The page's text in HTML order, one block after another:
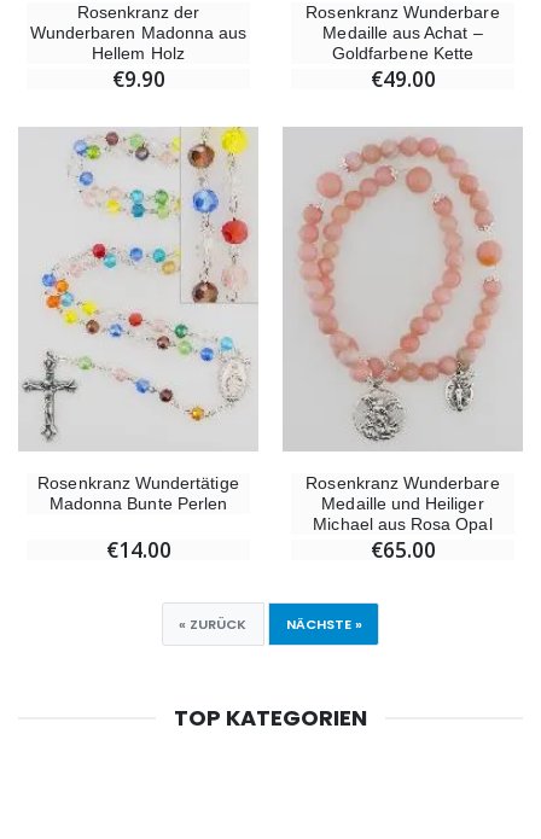
Rosenkranz der
Wunderbaren Madonna aus
Hellem Holz
€9.90
Rosenkranz Wunderbare
Medaille aus Achat –
Goldfarbene Kette
€49.00
Rosenkranz Wundertätige
Madonna Bunte Perlen
€14.00
Rosenkranz Wunderbare
Medaille und Heiliger
Michael aus Rosa Opal
€65.00
« ZURÜCK NÄCHSTE »
TOP KATEGORIEN